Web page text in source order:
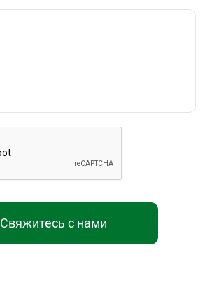
Свяжитесь с нами